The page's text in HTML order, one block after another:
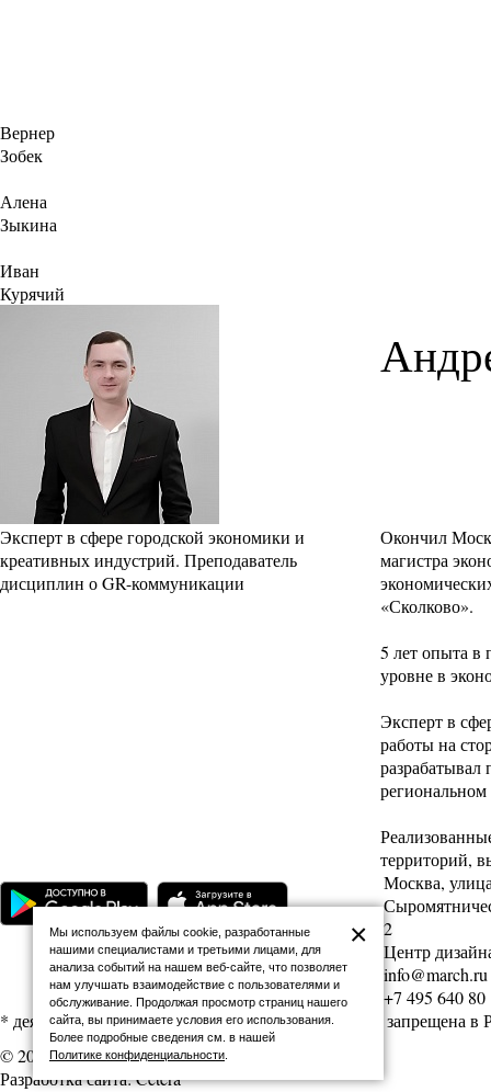
Вернер
Зобек
Алена
Зыкина
Иван
Курячий
Эксперт в сфере городской экономики и
креативных индустрий. Преподаватель
дисциплин о GR-коммуникации
Окончил
магистра
«Сколково».
5 лет опыта в
уровне в
Эксперт в
работы на
разрабатывал
территорий,
Москва,
2
Центр
info@march.ru
+7 495 640 80
* деятельность Meta (соцсети Facebook и Instagram) запрещена в
© 2026 Архитектурная школа МАРШ
Разработка сайта: Cetera
×
Мы используем файлы cookie, разработанные
нашими специалистами и третьими лицами, для
анализа событий на нашем веб-сайте, что позволяет
нам улучшать взаимодействие с пользователями и
обслуживание. Продолжая просмотр страниц нашего
сайта, вы принимаете условия его использования.
Более подробные сведения см. в нашей
Политике конфиденциальности